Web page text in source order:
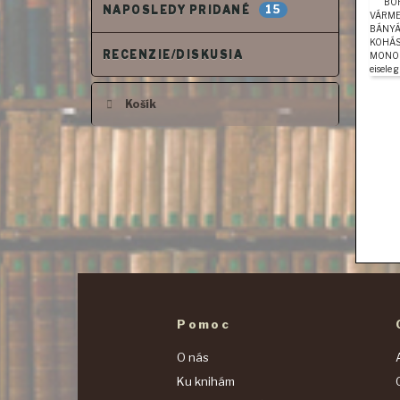
NAPOSLEDY PRIDANÉ 15
RECENZIE/DISKUSIA
Košík
Pomoc
O nás
Ku knihám